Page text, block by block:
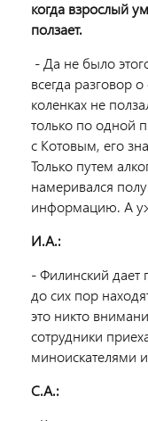
когда взрослый
ползает.
- Да не было
всегда разговор
коленках не
только по одной
с Котовым, его
Только путем
намеривался
информацию. А уж
И.А.:
- Филинский дает
до сих пор
это никто
сотрудники
миноискателями
С.А.: